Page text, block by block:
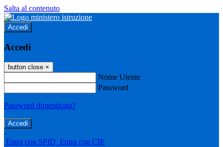
Salta al contenuto
Accedi
Accedi
button close ×
Nome Utente
Password
Password dimenticata?
-
Entra con SPID Entra con CIE